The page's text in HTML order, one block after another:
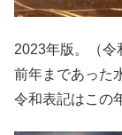
2023年版。（令
前年まであった
令和表記はこの